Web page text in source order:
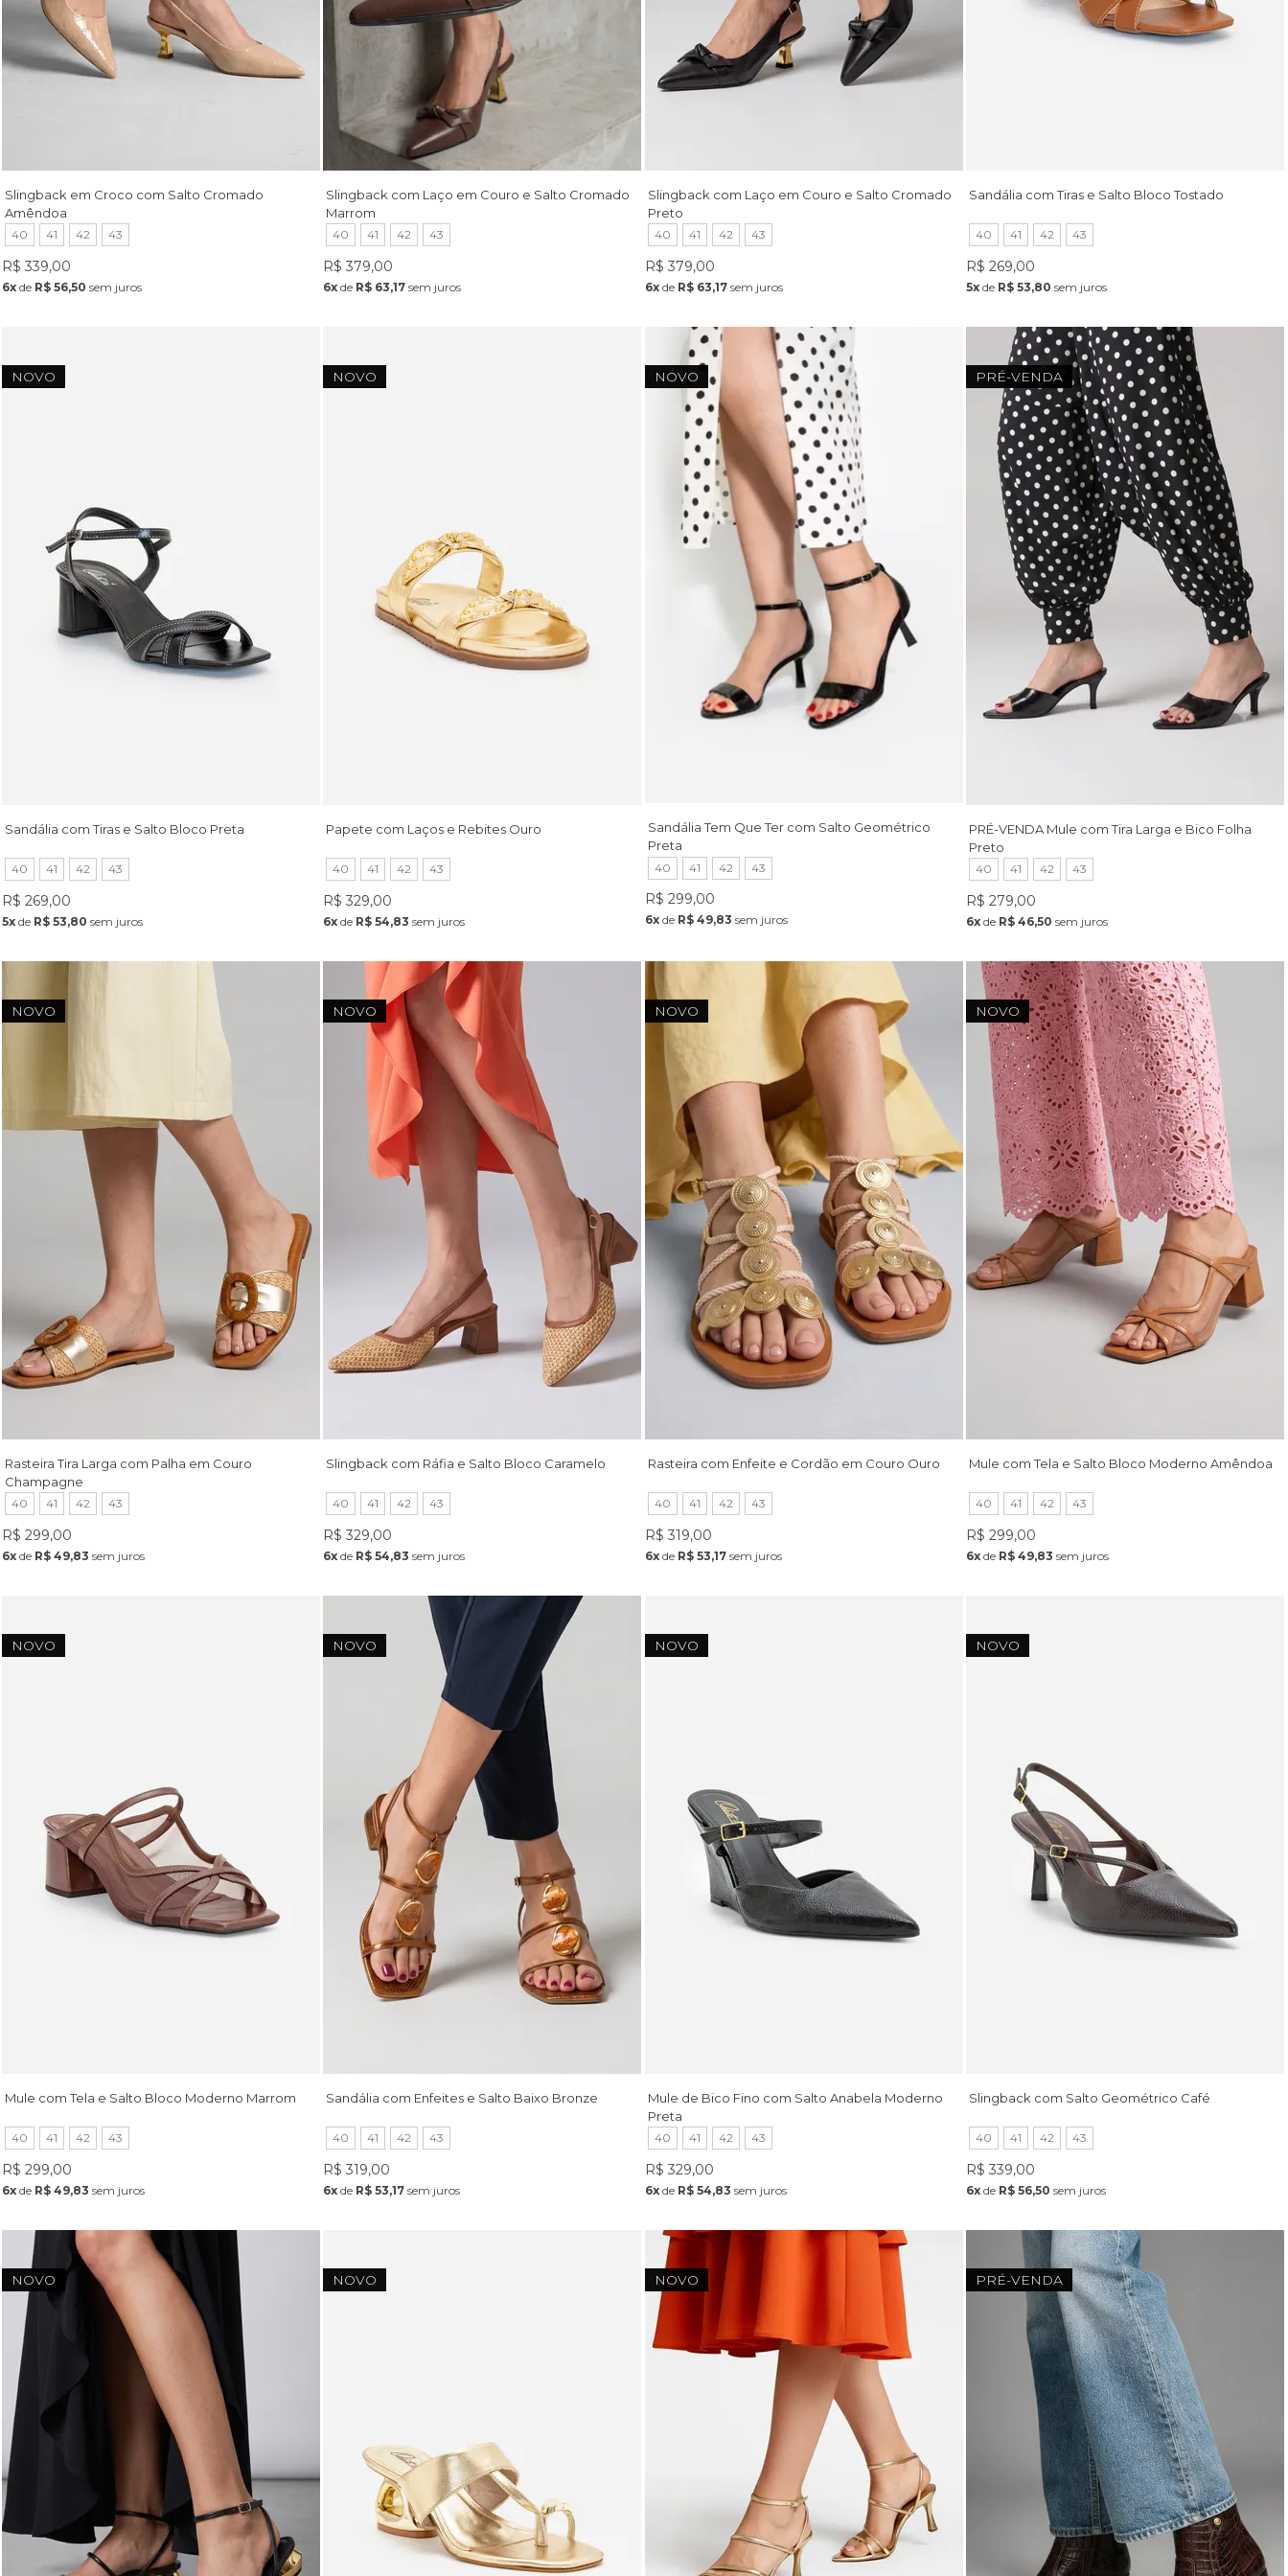
Slingback em Croco com Salto Cromado
Amêndoa
40 41 42 43
R$ 339,00
6xde R$ 56,50 sem juros
Slingback com Laço em Couro e Salto Cromado
Marrom
40 41 42 43
R$ 379,00
6x de R$ 63,17 sem juros
Slingback com Laço em Couro e Salto Cromado
Preto
40 41 42 43
R$ 379,00
6xde R$ 63,17sem juros
Sandália com Tiras e Salto Bloco Tostado
40 41 42 43
R$ 269,00
5xde R$ 53,80 sem juros
NOVO
Sandália com Tiras e Salto Bloco Preta
40 41 42 43
R$ 269,00
5xde R$ 53,80 sem juros
NOVO
Papete com Laços e Rebites Ouro
40 41 42 43
R$ 329,00
6x de R$ 54,83 sem juros
NOVO
Sandália Tem Que Ter com Salto Geométrico
Preta
40 41 42 43
R$ 299,00
6xde R$ 49,83 sem juros
PRÉ-VENDA
PRÉ-VENDA Mule com Tira Larga e Bico Folha
Preto
40 41 42 43
R$ 279,00
6xde R$ 46,50 sem juros
NOVO
Rasteira Tira Larga com Palha em Couro
Champagne
40 41 42 43
R$ 299,00
6xde R$ 49,83 sem juros
NOVO
Slingback com Ráfia e Salto Bloco Caramelo
40 41 42 43
R$ 329,00
6x de R$ 54,83 sem juros
NOVO
Rasteira com Enfeite e Cordão em Couro Ouro
40 41 42 43
R$ 319,00
6xde R$ 53,17sem juros
NOVO
Mule com Tela e Salto Bloco Moderno Amêndoa
40 41 42 43
R$ 299,00
6xde R$ 49,83 sem juros
NOVO
Mule com Tela e Salto Bloco Moderno Marrom
40 41 42 43
R$ 299,00
6xde R$ 49,83 sem juros
NOVO
Sandália com Enfeites e Salto Baixo Bronze
40 41 42 43
R$ 319,00
6x de R$ 53,17 sem juros
NOVO
Mule de Bico Fino com Salto Anabela Moderno
Preta
40 41 42 43
R$ 329,00
6xde R$ 54,83 sem juros
NOVO
Slingback com Salto Geométrico Café
40 41 42 43
R$ 339,00
6xde R$ 56,50 sem juros
NOVO NOVO NOVO PRÉ-VENDA